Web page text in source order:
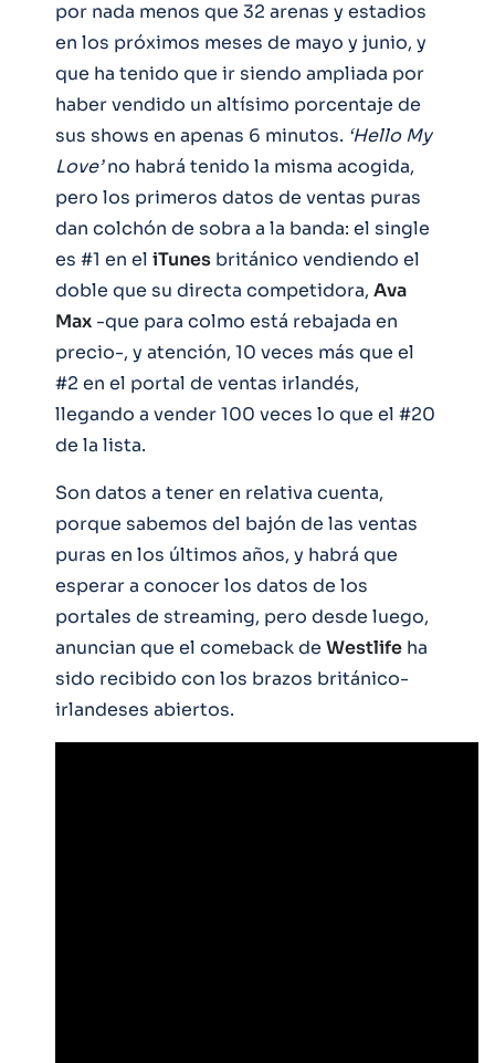
por nada menos que 32 arenas y estadios
en los próximos meses de mayo y junio, y
que ha tenido que ir siendo ampliada por
haber vendido un altísimo porcentaje de
sus shows en apenas 6 minutos. ‘Hello My
Love’no habrá tenido la misma acogida,
pero los primeros datos de ventas puras
dan colchón de sobra a la banda: el single
es #1 en el iTunes británico vendiendo el
doble que su directa competidora, Ava
Max -que para colmo está rebajada en
precio-, y atención, 10 veces más que el
#2 en el portal de ventas irlandés,
llegando a vender 100 veces lo que el #20
de la lista.
Son datos a tener en relativa cuenta,
porque sabemos del bajón de las ventas
puras en los últimos años, y habrá que
esperar a conocer los datos de los
portales de streaming, pero desde luego,
anuncian que el comeback de Westlife ha
sido recibido con los brazos británico-
irlandeses abiertos.